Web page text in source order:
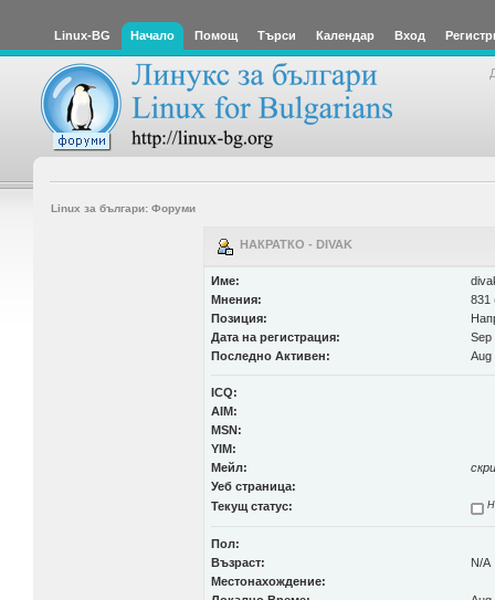
Linux-BG Начало Помощ Търси Календар Вход
Linux за българи: Форуми
НАКРАТКО - DIVAK
Име:
Мнения:
831
Позиция:
Дата на регистрация:
Sep
Последно Активен:
Aug
ICQ:
AIM:
MSN:
YIM:
Мейл:
Уеб страница:
Текущ статус:
Пол:
Възраст:
N/A
Местонахождение: